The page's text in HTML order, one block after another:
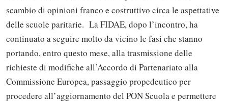
scambio di opinioni franco e costruttivo circa le aspettative
delle scuole paritarie. La FIDAE, dopo l’incontro, ha
continuato a seguire molto da vicino le fasi che stanno
portando, entro questo mese, alla trasmissione delle
richieste di modifiche all’Accordo di Partenariato alla
Commissione Europea, passaggio propedeutico per
procedere all’aggiornamento del PON Scuola e permettere